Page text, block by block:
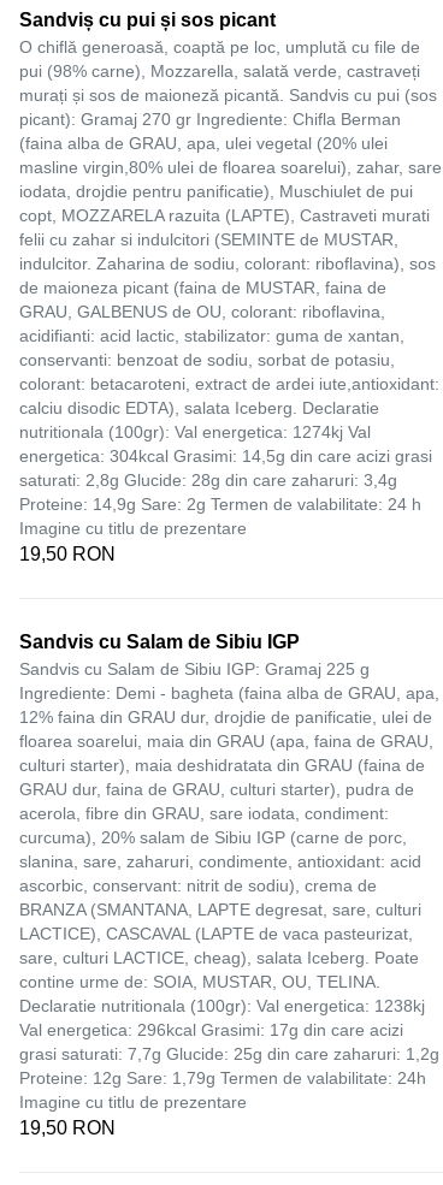
Sandviș cu pui și sos picant
O chiflă generoasă, coaptă pe loc, umplută cu file de
pui (98% carne), Mozzarella, salată verde, castraveți
murați și sos de maioneză picantă. Sandvis cu pui (sos
picant): Gramaj 270 gr Ingrediente: Chifla Berman
(faina alba de GRAU, apa, ulei vegetal (20% ulei
masline virgin,80% ulei de floarea soarelui), zahar, sare
iodata, drojdie pentru panificatie), Muschiulet de pui
copt, MOZZARELA razuita (LAPTE), Castraveti murati
felii cu zahar si indulcitori (SEMINTE de MUSTAR,
indulcitor. Zaharina de sodiu, colorant: riboflavina), sos
de maioneza picant (faina de MUSTAR, faina de
GRAU, GALBENUS de OU, colorant: riboflavina,
acidifianti: acid lactic, stabilizator: guma de xantan,
conservanti: benzoat de sodiu, sorbat de potasiu,
colorant: betacaroteni, extract de ardei iute,antioxidant:
calciu disodic EDTA), salata Iceberg. Declaratie
nutritionala (100gr): Val energetica: 1274kj Val
energetica: 304kcal Grasimi: 14,5g din care acizi grasi
saturati: 2,8g Glucide: 28g din care zaharuri: 3,4g
Proteine: 14,9g Sare: 2g Termen de valabilitate: 24 h
Imagine cu titlu de prezentare
19,50 RON
Sandvis cu Salam de Sibiu IGP
Sandvis cu Salam de Sibiu IGP: Gramaj 225 g
Ingrediente: Demi - bagheta (faina alba de GRAU, apa,
12% faina din GRAU dur, drojdie de panificatie, ulei de
floarea soarelui, maia din GRAU (apa, faina de GRAU,
culturi starter), maia deshidratata din GRAU (faina de
GRAU dur, faina de GRAU, culturi starter), pudra de
acerola, fibre din GRAU, sare iodata, condiment:
curcuma), 20% salam de Sibiu IGP (carne de porc,
slanina, sare, zaharuri, condimente, antioxidant: acid
ascorbic, conservant: nitrit de sodiu), crema de
BRANZA (SMANTANA, LAPTE degresat, sare, culturi
LACTICE), CASCAVAL (LAPTE de vaca pasteurizat,
sare, culturi LACTICE, cheag), salata Iceberg. Poate
contine urme de: SOIA, MUSTAR, OU, TELINA.
Declaratie nutritionala (100gr): Val energetica: 1238kj
Val energetica: 296kcal Grasimi: 17g din care acizi
grasi saturati: 7,7g Glucide: 25g din care zaharuri: 1,2g
Proteine: 12g Sare: 1,79g Termen de valabilitate: 24h
Imagine cu titlu de prezentare
19,50 RON